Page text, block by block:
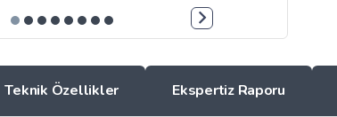
Teknik Özellikler Ekspertiz Raporu